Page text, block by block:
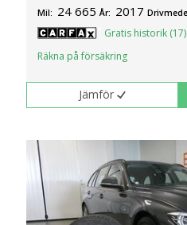
Mil: 24 665 År: 2017
Gratis historik (17)
Räkna på försäkring
Jämför